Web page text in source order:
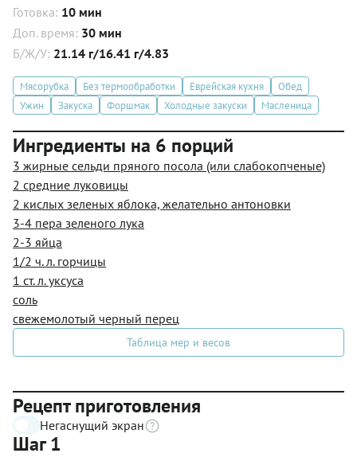
Готовка: 10 мин
Доп. время: 30 мин
Б/Ж/У: 21.14 г/16.41 г/4.83
Мясорубка Без термообработки Еврейская кухня
Обед
Ужин
Закуска Форшмак Холодные закуски Масленица
Ингредиенты на 6 порций
3 жирные сельди пряного посола (или слабокопченые)
2 средние луковицы
2 кислых зеленых яблока, желательно антоновки
3-4 пера зеленого лука
2-3 яйца
1/2 ч. л. горчицы
1 ст. л. уксуса
соль
свежемолотый черный перец
Таблица мер и весов
Рецепт приготовления
Негаснущий экран
Шаг 1